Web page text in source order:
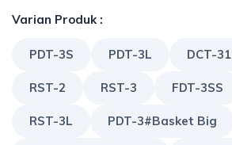
Varian Produk :
PDT-3S PDT-3L DCT-31
RST-2 RST-3 FDT-3SS
RST-3L PDT-3#Basket Big